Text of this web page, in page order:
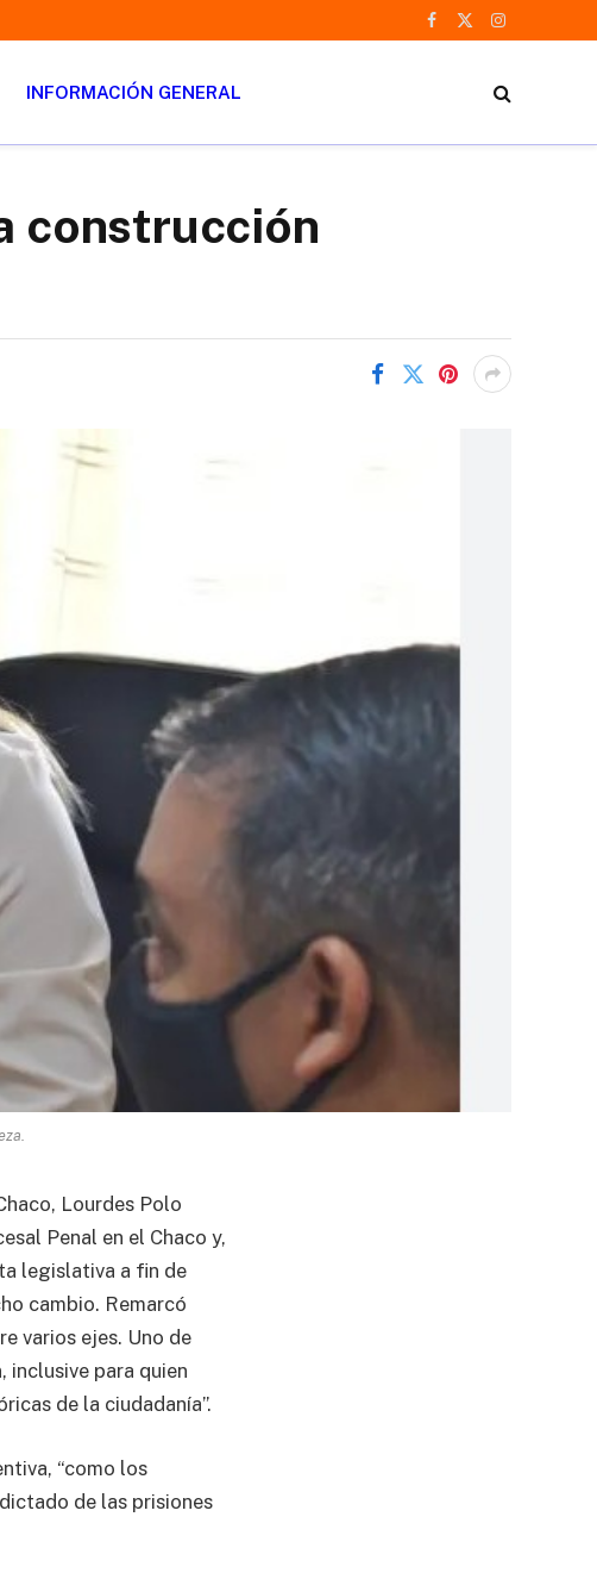
Facebook
X
Instagram
INFORMACIÓN GENERAL
construcción
Lourdes Polo
Penal en el Chaco y,
legislativa a fin de
cambio. Remarcó
varios ejes. Uno de
inclusive para quien
de la ciudadanía”.
“como los
de las prisiones